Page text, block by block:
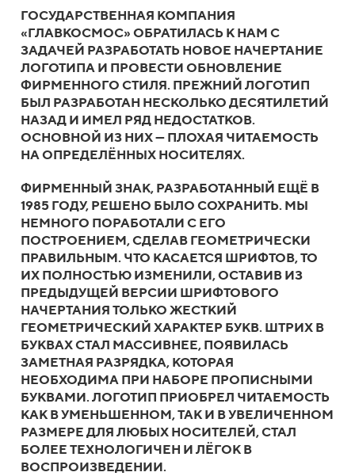
ГОСУДАРСТВЕННАЯ КОМПАНИЯ
«ГЛАВКОСМОС» ОБРАТИЛАСЬ К НАМ С
ЗАДАЧЕЙ РАЗРАБОТАТЬ НОВОЕ НАЧЕРТАНИЕ
ЛОГОТИПА И ПРОВЕСТИ ОБНОВЛЕНИЕ
ФИРМЕННОГО СТИЛЯ. ПРЕЖНИЙ ЛОГОТИП
БЫЛ РАЗРАБОТАН НЕСКОЛЬКО ДЕСЯТИЛЕТИЙ
НАЗАД И ИМЕЛ РЯД НЕДОСТАТКОВ.
ОСНОВНОЙ ИЗ НИХ — ПЛОХАЯ ЧИТАЕМОСТЬ
НА ОПРЕДЕЛЁННЫХ НОСИТЕЛЯХ.
ФИРМЕННЫЙ ЗНАК, РАЗРАБОТАННЫЙ ЕЩЁ В
1985 ГОДУ, РЕШЕНО БЫЛО СОХРАНИТЬ. МЫ
НЕМНОГО ПОРАБОТАЛИ С ЕГО
ПОСТРОЕНИЕМ, СДЕЛАВ ГЕОМЕТРИЧЕСКИ
ПРАВИЛЬНЫМ. ЧТО КАСАЕТСЯ ШРИФТОВ, ТО
ИХ ПОЛНОСТЬЮ ИЗМЕНИЛИ, ОСТАВИВ ИЗ
ПРЕДЫДУЩЕЙ ВЕРСИИ ШРИФТОВОГО
НАЧЕРТАНИЯ ТОЛЬКО ЖЕСТКИЙ
ГЕОМЕТРИЧЕСКИЙ ХАРАКТЕР БУКВ. ШТРИХ В
БУКВАХ СТАЛ МАССИВНЕЕ, ПОЯВИЛАСЬ
ЗАМЕТНАЯ РАЗРЯДКА, КОТОРАЯ
НЕОБХОДИМА ПРИ НАБОРЕ ПРОПИСНЫМИ
БУКВАМИ. ЛОГОТИП ПРИОБРЕЛ ЧИТАЕМОСТЬ
КАК В УМЕНЬШЕННОМ, ТАК И В УВЕЛИЧЕННОМ
РАЗМЕРЕ ДЛЯ ЛЮБЫХ НОСИТЕЛЕЙ, СТАЛ
БОЛЕЕ ТЕХНОЛОГИЧЕН И ЛЁГОК В
ВОСПРОИЗВЕДЕНИИ.